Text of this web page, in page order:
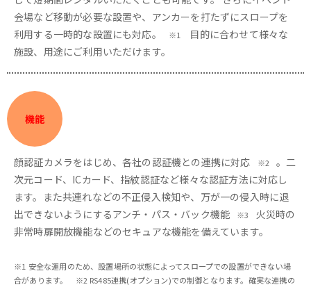
会場など移動が必要な設置や、アンカーを打たずにスロープを
利用する一時的な設置にも対応。
※1
目的に合わせて様々な
施設、用途にご利用いただけます。
機能
顔認証カメラをはじめ、各社の認証機との連携に対応 ※2
。二
次元コード、ICカード、指紋認証など様々な認証方法に対応し
ます。また共連れなどの不正侵入検知や、万が一の侵入時に退
出できないようにするアンチ・パス・バック機能
※3
火災時の
非常時扉開放機能などのセキュアな機能を備えています。
※1 安全な運用のため、設置場所の状態によってスロープでの設置ができない場
合があります。 ※2 RS485連携(オプション)での制御となります。確実な連携の